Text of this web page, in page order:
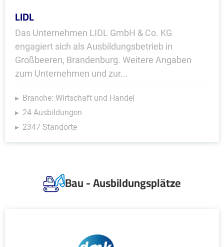
LIDL
Das Unternehmen LIDL GmbH & Co. KG
engagiert sich als Ausbildungsbetrieb in
Großbeeren, Brandenburg. Weitere Angaben
zum Unternehmen und zur...
Branche: Wirtschaft und Handel
24 Ausbildungen
2347 Standorte
Bau - Ausbildungsplätze